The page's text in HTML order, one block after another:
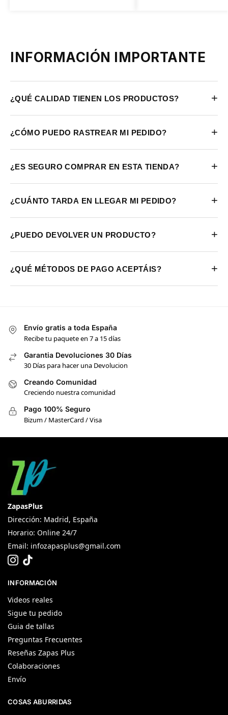
INFORMACIÓN IMPORTANTE
¿QUÉ CALIDAD TIENEN LOS PRODUCTOS? +
¿CÓMO PUEDO RASTREAR MI PEDIDO? +
¿ES SEGURO COMPRAR EN ESTA TIENDA? +
¿CUÁNTO TARDA EN LLEGAR MI PEDIDO? +
¿PUEDO DEVOLVER UN PRODUCTO? +
¿QUÉ MÉTODOS DE PAGO ACEPTÁIS? +
Envío gratis a toda España
Recibe tu paquete en 7 a 15 días
Garantia Devoluciones 30 Días
30 Días para hacer una Devolucion
Creando Comunidad
Creciendo nuestra comunidad
Pago 100% Seguro
Bizum / MasterCard / Visa
ZapasPlus
Dirección: Madrid, España
Horario: Online 24/7
Email: infozapasplus@gmail.com
INFORMACIÓN
Videos reales
Sigue tu pedido
Guia de tallas
Preguntas Frecuentes
Reseñas Zapas Plus
Colaboraciones
Envío
COSAS ABURRIDAS